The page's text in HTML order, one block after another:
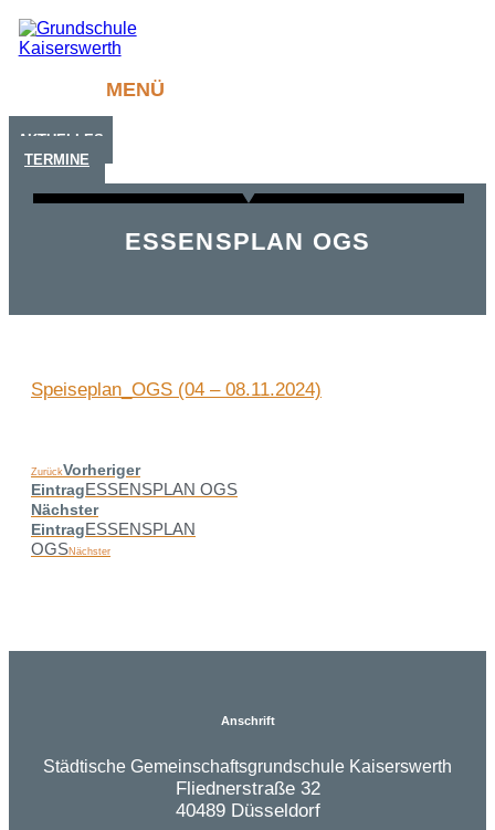
MENÜ
AKTUELLES
TERMINE
ESSENSPLAN OGS
Speiseplan_OGS (04 – 08.11.2024)
ZurückVorheriger
EintragESSENSPLAN OGS
Nächster
EintragESSENSPLAN
OGSNächster
Anschrift
Städtische Gemeinschaftsgrundschule Kaiserswerth
Fliednerstraße 32
40489 Düsseldorf